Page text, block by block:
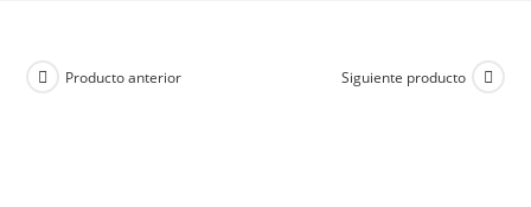
Producto anterior Siguiente producto